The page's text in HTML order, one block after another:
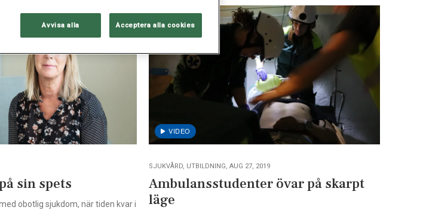
sin spets
obotlig sjukdom, när tiden kvar i
SJUKVÅRD, UTBILDNING, AUG 27, 2019
Ambulansstudenter övar på skarpt
läge
Avvisa alla Acceptera alla cookies